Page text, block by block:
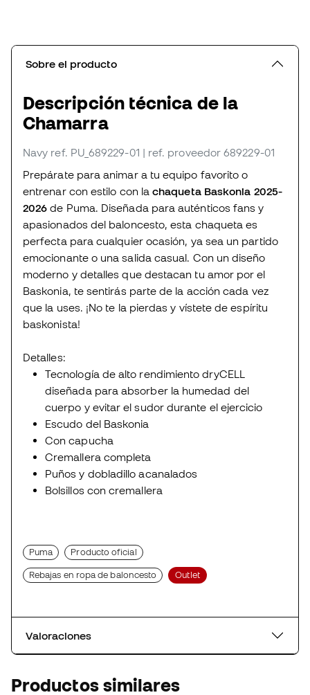
Sobre el producto
Descripción técnica de la
Chamarra
Navy ref. PU_689229-01 | ref. proveedor 689229-01
Prepárate para animar a tu equipo favorito o
entrenar con estilo con lachaqueta Baskonia 2025-
2026 de Puma. Diseñada para auténticos fans y
apasionados del baloncesto, esta chaqueta es
perfecta para cualquier ocasión, ya sea un partido
emocionante o una salida casual. Con un diseño
moderno y detalles que destacan tu amor por el
Baskonia, te sentirás parte de la acción cada vez
que la uses. ¡No te la pierdas y vístete de espíritu
baskonista!
Detalles:
Tecnología de alto rendimiento dryCELL
diseñada para absorber la humedad del
cuerpo y evitar el sudor durante el ejercicio
Escudo del Baskonia
Con capucha
Cremallera completa
Puños y dobladillo acanalados
Bolsillos con cremallera
Puma Producto oficial
Rebajas en ropa de baloncesto Outlet
Valoraciones
Productos similares